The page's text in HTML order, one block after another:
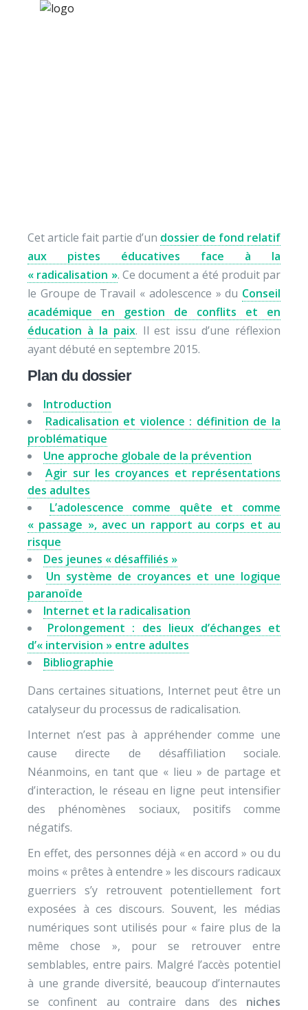
Cet article fait partie d’un dossier de fond relatif
aux pistes éducatives face à la
« radicalisation ». Ce document a été produit par
le Groupe de Travail « adolescence » du Conseil
académique en gestion de conflits et en
éducation à la paix. Il est issu d’une réflexion
ayant débuté en septembre 2015.
Plan du dossier
Introduction
Radicalisation et violence : définition de la
problématique
Une approche globale de la prévention
Agir sur les croyances et représentations
des adultes
L’adolescence comme quête et comme
« passage », avec un rapport au corps et au
risque
Des jeunes « désaffiliés »
Un système de croyances et une logique
paranoïde
Internet et la radicalisation
Prolongement : des lieux d’échanges et
d’« intervision » entre adultes
Bibliographie
Dans certaines situations, Internet peut être un
catalyseur du processus de radicalisation.
Internet n’est pas à appréhender comme une
cause directe de désaffiliation sociale.
Néanmoins, en tant que « lieu » de partage et
d’interaction, le réseau en ligne peut intensifier
des phénomènes sociaux, positifs comme
négatifs.
En effet, des personnes déjà « en accord » ou du
moins « prêtes à entendre » les discours radicaux
guerriers s’y retrouvent potentiellement fort
exposées à ces discours. Souvent, les médias
numériques sont utilisés pour « faire plus de la
même chose », pour se retrouver entre
semblables, entre pairs. Malgré l’accès potentiel
à une grande diversité, beaucoup d’internautes
se confinent au contraire dans des niches